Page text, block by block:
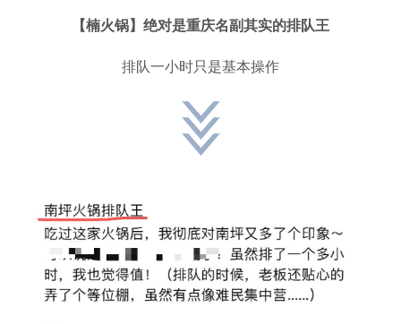
【楠火锅】绝对是重庆名副其实的排队王
排队一小时只是基本操作